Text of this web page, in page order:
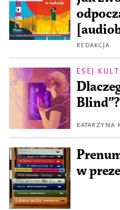
REDAKCJA
ESEJ
Blind”?
KATARZYNA
w